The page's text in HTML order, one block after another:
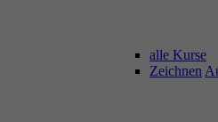
alle Kurse
Zeichnen